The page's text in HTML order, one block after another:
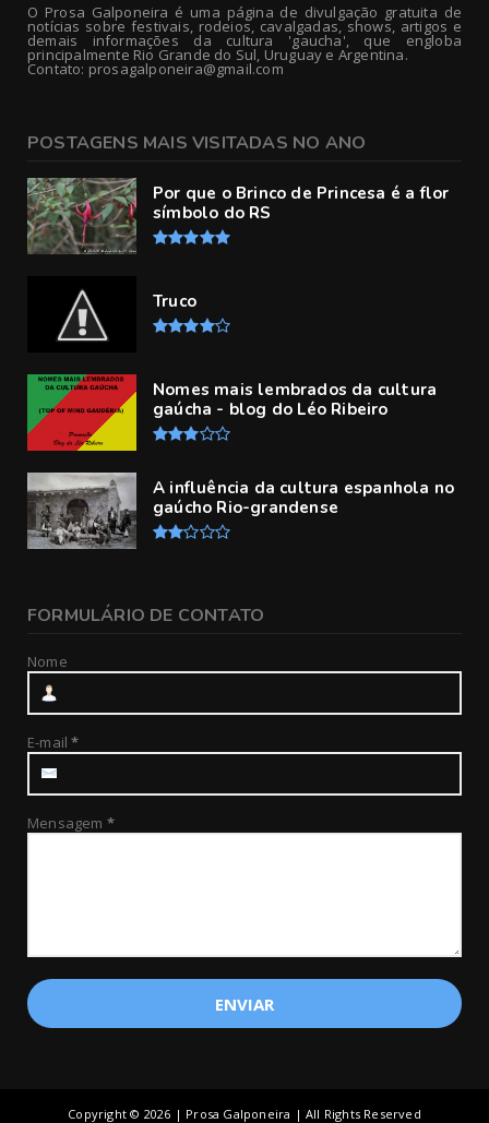
O Prosa Galponeira é uma página de divulgação gratuita de
notícias sobre festivais, rodeios, cavalgadas, shows, artigos e
demais informações da cultura 'gaucha', que engloba
principalmente Rio Grande do Sul, Uruguay e Argentina.
Contato: prosagalponeira@gmail.com
POSTAGENS MAIS VISITADAS NO ANO
Por que o Brinco de Princesa é a flor
símbolo do RS
Truco
Nomes mais lembrados da cultura
gaúcha - blog do Léo Ribeiro
A influência da cultura espanhola no
gaúcho Rio-grandense
FORMULÁRIO DE CONTATO
Nome
E-mail*
Mensagem *
Copyright © 2026 | Prosa Galponeira | All Rights Reserved